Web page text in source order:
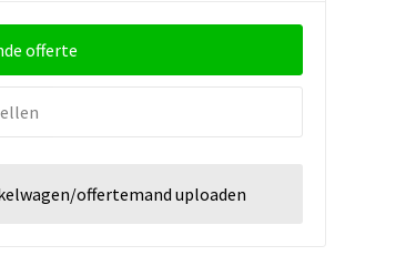
offerte
offertemand uploaden